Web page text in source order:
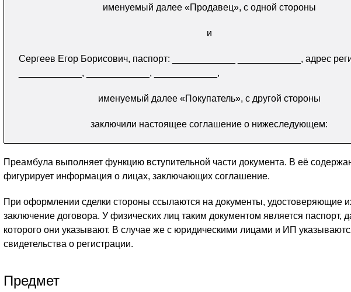
именуемый далее «Продавец», с одной стороны
и
Сергеев Егор Борисович, паспорт: ____________ ____________, адрес
____________, ____________, ____________,
именуемый далее «Покупатель», с другой стороны
заключили настоящее соглашение о нижеследующем:
Преамбула выполняет функцию вступительной части документа. В её
фигурирует информация о лицах, заключающих соглашение.
При оформлении сделки стороны ссылаются на документы, удостоверяющие
заключение договора. У физических лиц таким документом является паспорт,
которого они указывают. В случае же с юридическими лицами и ИП
свидетельства о регистрации.
Предмет